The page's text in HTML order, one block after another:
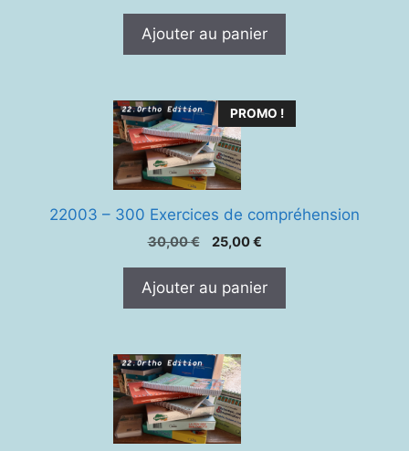
Ajouter au panier
PROMO !
22003 – 300 Exercices de compréhension
30,00€
Le
était :
25,00€Le
est :
Ajouter au panier